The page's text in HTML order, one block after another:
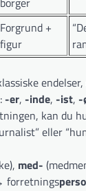
Forgrund +
figur
-er, -inde, -ist, -
kan du
eller
med-
forretnings